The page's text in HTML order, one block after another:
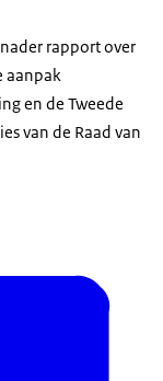
rapport over
aanpak
en de Tweede
van de Raad van